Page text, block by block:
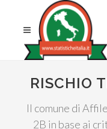
RISCHIO
Il comune di
2B in base ai